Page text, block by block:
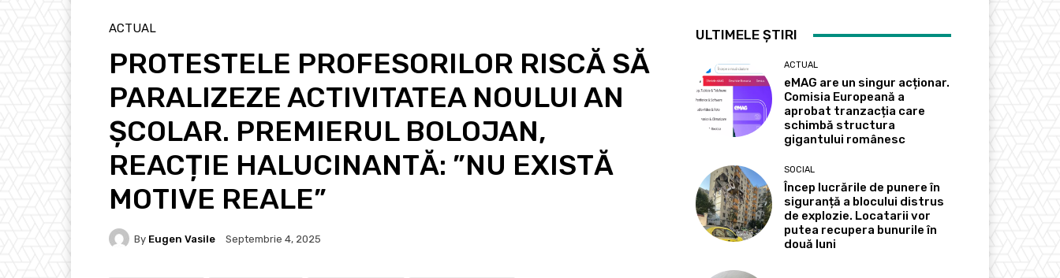
ACTUAL
PROTESTELE PROFESORILOR RISCĂ SĂ
PARALIZEZE ACTIVITATEA NOULUI AN
ȘCOLAR. PREMIERUL BOLOJAN,
REACȚIE HALUCINANTĂ: ”NU EXISTĂ
MOTIVE REALE”
By Eugen Vasile Septembrie 4, 2025
ULTIMELE ȘTIRI
ACTUAL
eMAG are un singur acționar.
Comisia Europeană a
aprobat tranzacția care
schimbă structura
gigantului românesc
SOCIAL
Încep lucrările de punere în
siguranță a blocului distrus
de explozie. Locatarii vor
putea recupera bunurile în
două luni